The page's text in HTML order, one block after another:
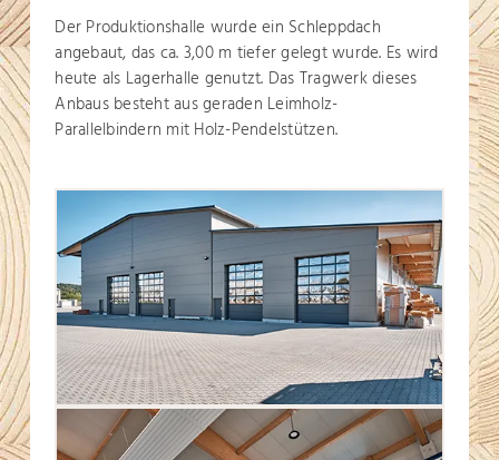
Der Produktionshalle wurde ein Schleppdach
angebaut, das ca. 3,00 m tiefer gelegt wurde. Es wird
heute als Lagerhalle genutzt. Das Tragwerk dieses
Anbaus besteht aus geraden Leimholz-
Parallelbindern mit Holz-Pendelstützen.